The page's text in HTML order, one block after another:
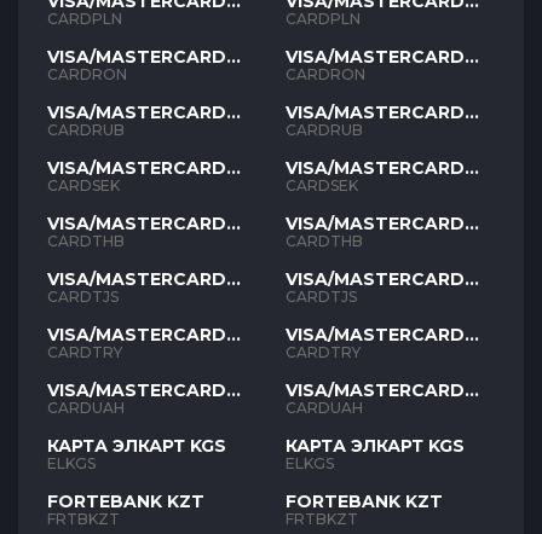
PLN
CARDPLN
VISA/MASTERCARD
RON
CARDRON
VISA/MASTERCARD
RUB
CARDRUB
VISA/MASTERCARD
SEK
CARDSEK
VISA/MASTERCARD
THB
CARDTHB
VISA/MASTERCARD
TJS
CARDTJS
VISA/MASTERCARD
TYR
CARDTRY
VISA/MASTERCARD
UAH
CARDUAH
КАРТА ЭЛКАРТ KGS
ELKGS
FORTEBANK KZT
FRTBKZT
PLN
CARDPLN
VISA/MASTERCARD
RON
CARDRON
VISA/MASTERCARD
RUB
CARDRUB
VISA/MASTERCARD
SEK
CARDSEK
VISA/MASTERCARD
THB
CARDTHB
VISA/MASTERCARD
TJS
CARDTJS
VISA/MASTERCARD
TYR
CARDTRY
VISA/MASTERCARD
UAH
CARDUAH
КАРТА ЭЛКАРТ KGS
ELKGS
FORTEBANK KZT
FRTBKZT